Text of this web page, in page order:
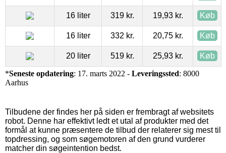
16 liter 319 kr. 19,93 kr. Køb
16 liter 332 kr. 20,75 kr. Køb
20 liter 519 kr. 25,93 kr. Køb
*Seneste opdatering: 17. marts 2022 - Leveringssted: 8000
Aarhus
Tilbudene der findes her på siden er frembragt af websitets
robot. Denne har effektivt ledt et utal af produkter med det
formål at kunne præsentere de tilbud der relaterer sig mest til
topdressing, og som søgemotoren af den grund vurderer
matcher din søgeintention bedst.